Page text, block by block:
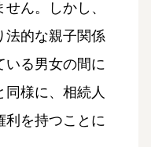
ん。しかし、
法的な親子関係
いる男女の間に
様に、相続人
利を持つことに